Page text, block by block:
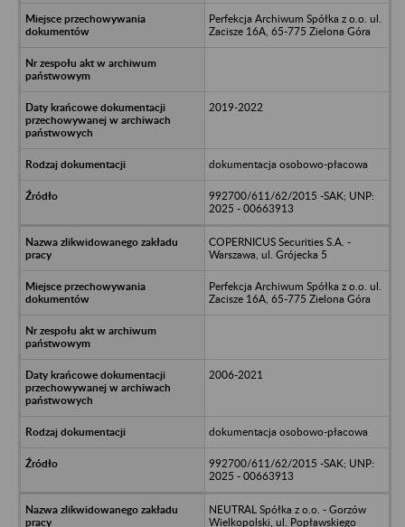
Perfekcja Archiwum Spółka z o.o. ul.
Zacisze 16A, 65-775 Zielona Góra
2019-2022
dokumentacja osobowo-płacowa
992700/611/62/2015 -SAK; UNP:
2025 - 00663913
COPERNICUS Securities S.A. -
Warszawa, ul. Grójecka 5
Perfekcja Archiwum Spółka z o.o. ul.
Zacisze 16A, 65-775 Zielona Góra
2006-2021
dokumentacja osobowo-płacowa
992700/611/62/2015 -SAK; UNP:
2025 - 00663913
NEUTRAL Spółka z o.o. - Gorzów
Wielkopolski, ul. Popławskiego